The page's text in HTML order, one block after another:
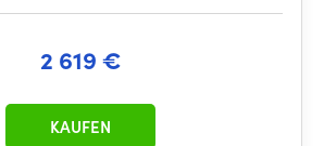
2 619 €
KAUFEN